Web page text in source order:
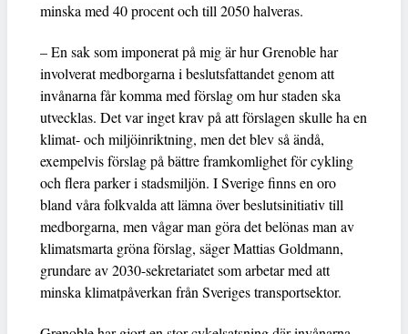
minska med 40 procent och till 2050 halveras.
– En sak som imponerat på mig är hur Grenoble har
involverat medborgarna i beslutsfattandet genom att
invånarna får komma med förslag om hur staden ska
utvecklas. Det var inget krav på att förslagen skulle ha en
klimat- och miljöinriktning, men det blev så ändå,
exempelvis förslag på bättre framkomlighet för cykling
och flera parker i stadsmiljön. I Sverige finns en oro
bland våra folkvalda att lämna över beslutsinitiativ till
medborgarna, men vågar man göra det belönas man av
klimatsmarta gröna förslag, säger Mattias Goldmann,
grundare av 2030-sekretariatet som arbetar med att
minska klimatpåverkan från Sveriges transportsektor.